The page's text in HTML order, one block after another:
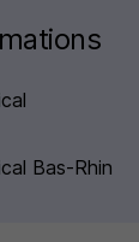
Bas-Rhin